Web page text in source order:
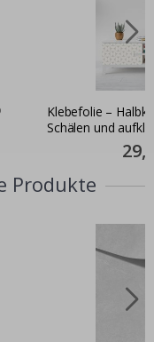
Klebefolie – Halbkreis Muster /
Schälen und
Price
Produkte